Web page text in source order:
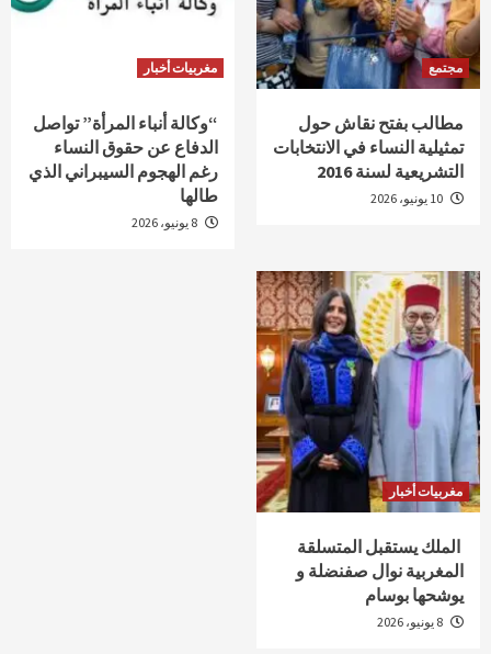
مجتمع
مطالب بفتح نقاش حول
تمثيلية النساء في الانتخابات
التشريعية لسنة 2016
مغربيات أخبار
“وكالة أنباء المرأة” تواصل
الدفاع عن حقوق النساء
رغم الهجوم السيبراني الذي
طالها
مغربيات أخبار
الملك يستقبل المتسلقة
المغربية نوال صفنضلة و
يوشحها بوسام